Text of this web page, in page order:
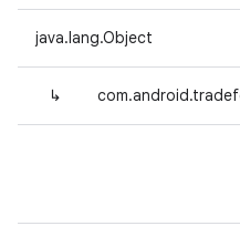
java.lang.Object
↳